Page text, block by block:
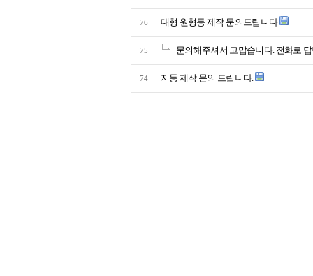
76 대형 원형등 제작 문의드립니다
75 문의해주셔서 고맙습니다. 전화로
74 지등 제작 문의 드립니다.